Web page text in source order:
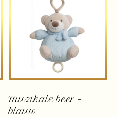
Muzikale beer –
blauw